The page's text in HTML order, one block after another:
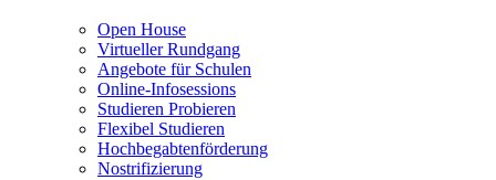
Open House
Virtueller Rundgang
Angebote für Schulen
Online-Infosessions
Studieren Probieren
Flexibel Studieren
Hochbegabtenförderung
Nostrifizierung